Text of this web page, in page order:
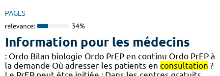
PAGES
relevance: 34%
Information pour les médecins
: Ordo Bilan biologie Ordo PrEP en continu Ordo PrEP à
la demande Où adresser les patients en consultation ?